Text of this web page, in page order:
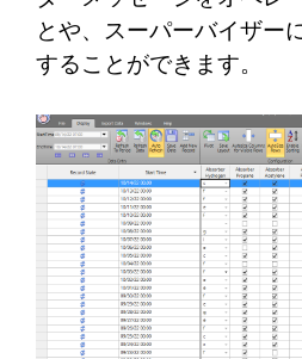
とや、スーパーバイザー
することができます。